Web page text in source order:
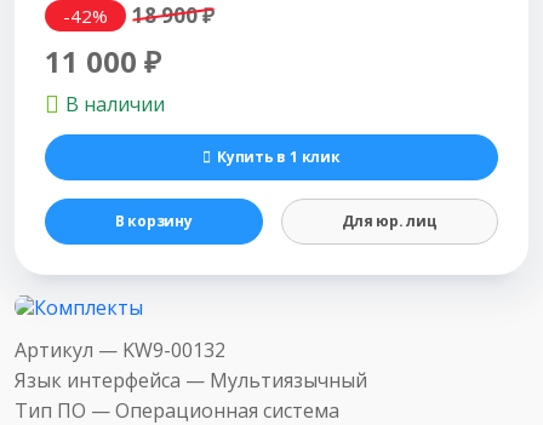
Артикул — KW9-00132
Язык интерфейса — Мультиязычный
Тип ПО —Операционная система
-42% 18 900 ₽
11 000 ₽
В наличии
Купить в 1 клик
В корзину Для юр. лиц